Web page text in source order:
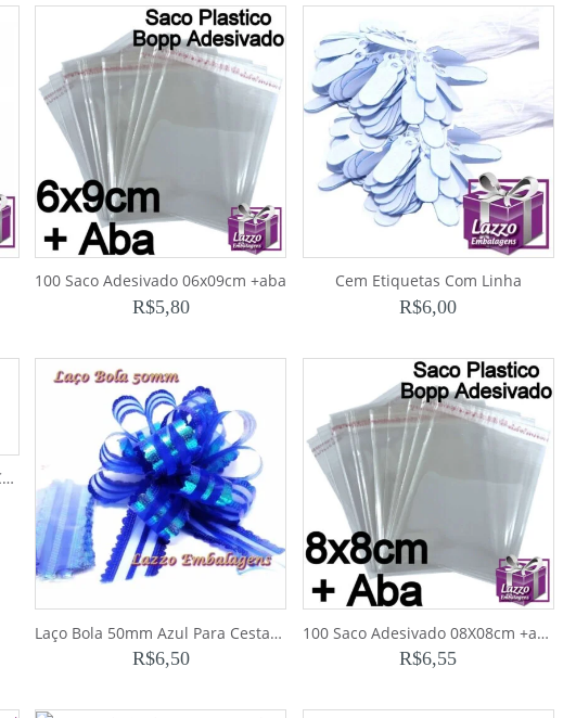
100 Saco Adesivado 06x09cm +aba
R$5,80
Cem Etiquetas Com Linha
R$6,00
Laço Bola 50mm Amarelo Para Cestas e Decoração
Laço Bola 50mm Azul Para Cestas e Decoração
R$6,50
100 Saco Adesivado 08X08cm +aba
R$6,55